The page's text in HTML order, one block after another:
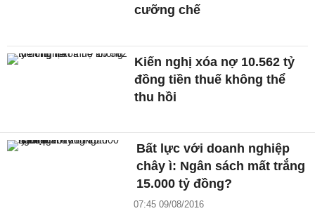
cưỡng chế
Kiến nghị xóa nợ 10.562 tỷ
đồng tiền thuế không thể
thu hồi
Bất lực với doanh nghiệp
chây ì: Ngân sách mất trắng
15.000 tỷ đồng?
07:45 09/08/2016